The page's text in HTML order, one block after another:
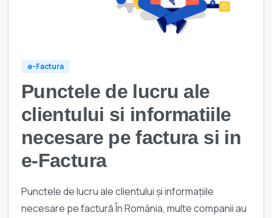
e-Factura
Punctele de lucru ale
clientului si informatiile
necesare pe factura si in
e-Factura
Punctele de lucru ale clientului și informațiile
necesare pe factură În România, multe companii au